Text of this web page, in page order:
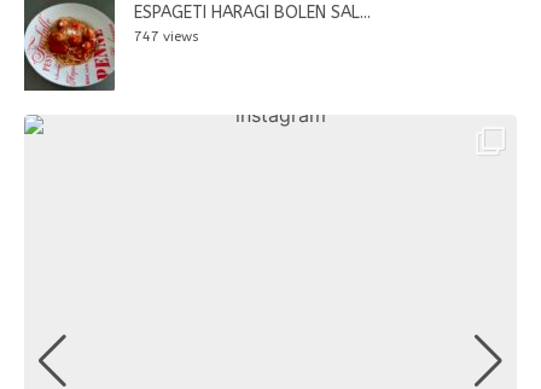
ESPAGETI HARAGI BOLEN SAL...
747 views